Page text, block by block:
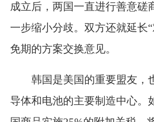
成立后，两国一直进行善意磋
一步缩小分歧。双方还就延长
免期的方案交换意见。
韩国是美国的重要盟友，
导体和电池的主要制造中心。